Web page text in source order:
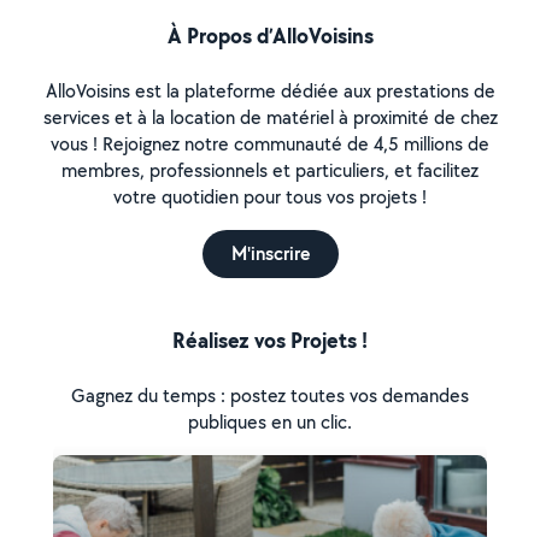
À Propos d’AlloVoisins
AlloVoisins est la plateforme dédiée aux prestations de
services et à la location de matériel à proximité de chez
vous ! Rejoignez notre communauté de 4,5 millions de
membres, professionnels et particuliers, et facilitez
votre quotidien pour tous vos projets !
M'inscrire
Réalisez vos Projets !
Gagnez du temps : postez toutes vos demandes
publiques en un clic.